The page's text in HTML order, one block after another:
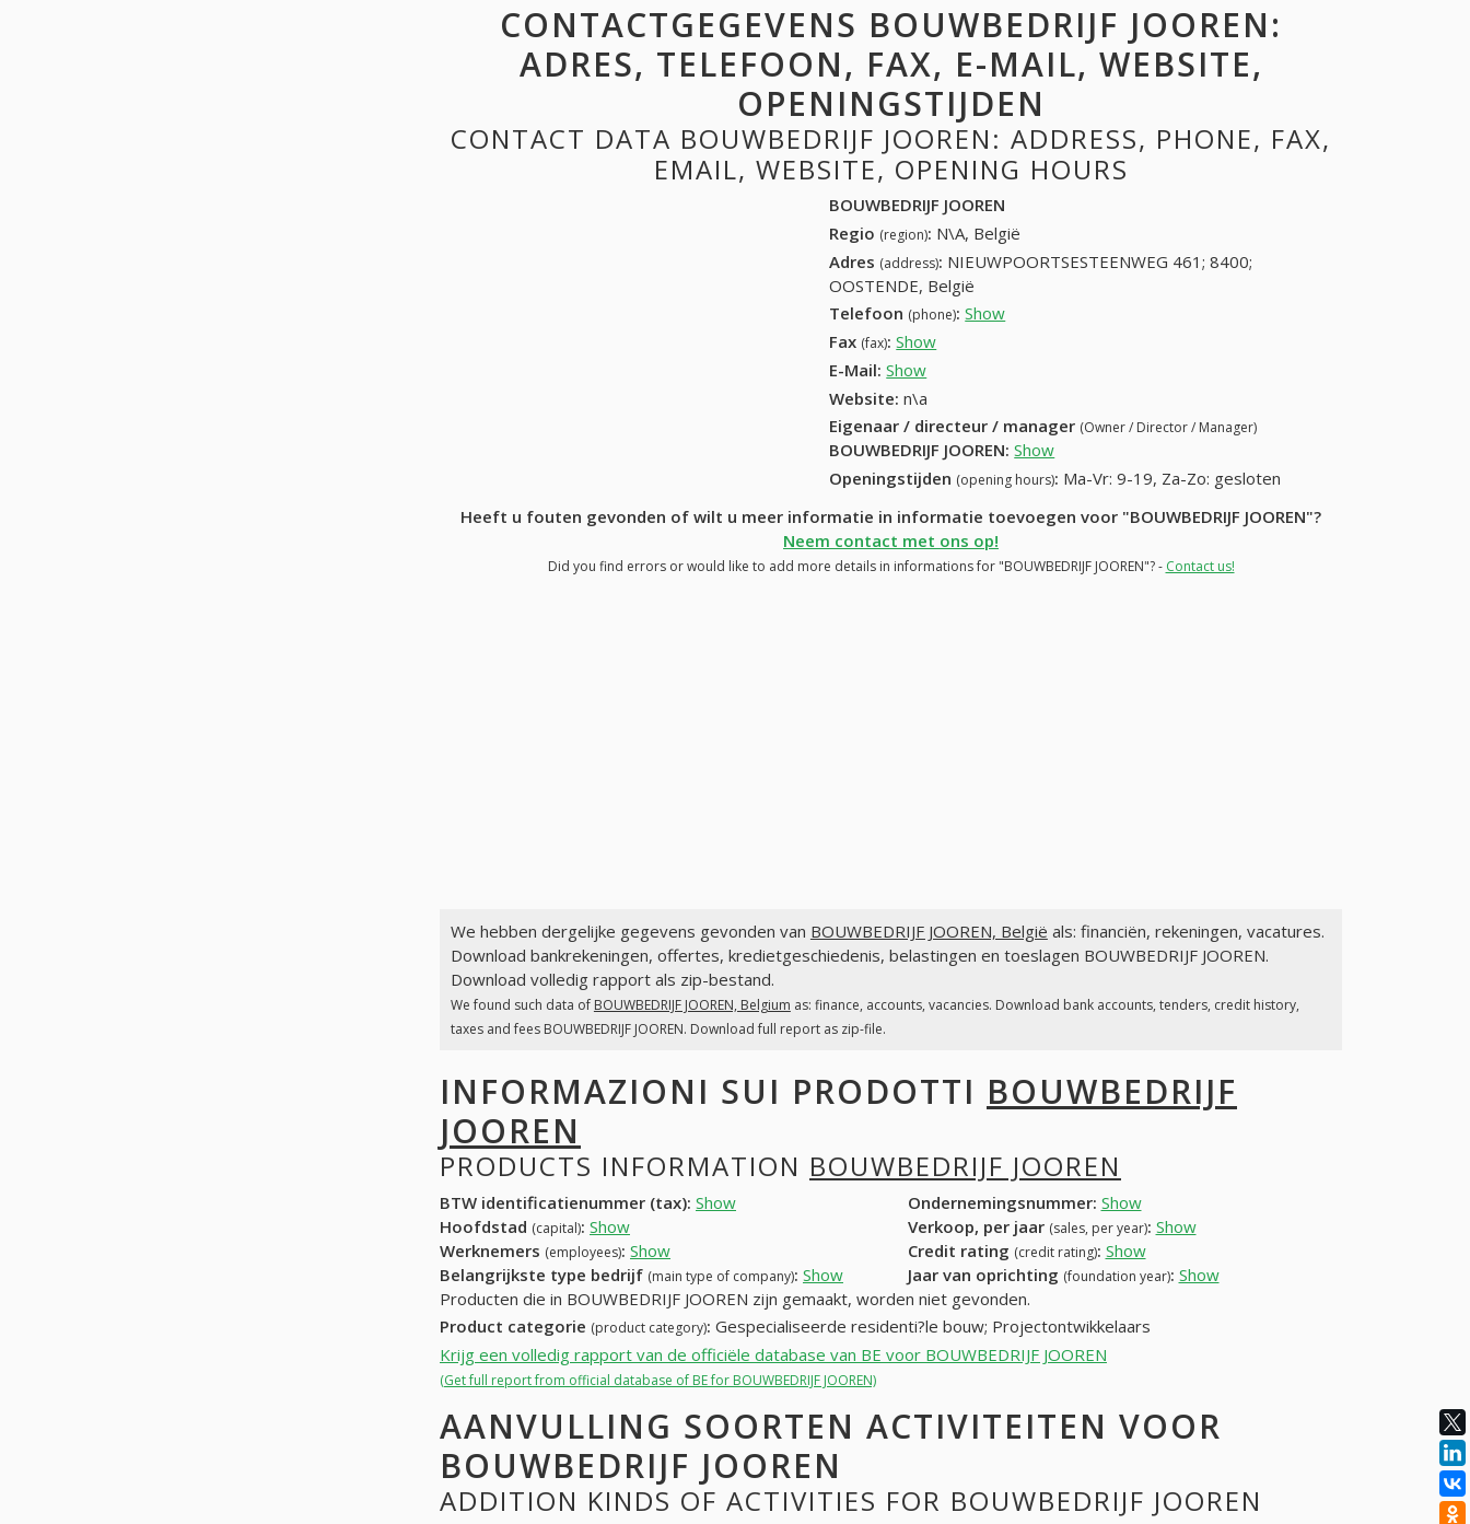
CONTACTGEGEVENS BOUWBEDRIJF JOOREN:
ADRES, TELEFOON, FAX, E-MAIL, WEBSITE,
OPENINGSTIJDEN
CONTACT DATA BOUWBEDRIJF JOOREN: ADDRESS, PHONE, FAX,
EMAIL, WEBSITE, OPENING HOURS
BOUWBEDRIJF JOOREN
Regio (region): N\A, België
Adres (address): NIEUWPOORTSESTEENWEG 461; 8400;
OOSTENDE, België
Telefoon (phone): Show
Fax (fax): Show
E-Mail: Show
Website: n\a
Eigenaar / directeur / manager (Owner / Director / Manager)
BOUWBEDRIJF JOOREN: Show
Openingstijden (opening hours): Ma-Vr: 9-19, Za-Zo: gesloten
Heeft u fouten gevonden of wilt u meer informatie in informatie toevoegen voor "BOUWBEDRIJF JOOREN"?
Neem contact met ons op!
Did you find errors or would like to add more details in informations for "BOUWBEDRIJF JOOREN"? - Contact us!
We hebben dergelijke gegevens gevonden van BOUWBEDRIJF JOOREN, België als: financiën, rekeningen, vacatures.
Download bankrekeningen, offertes, kredietgeschiedenis, belastingen en toeslagen BOUWBEDRIJF JOOREN.
Download volledig rapport als zip-bestand.
We found such data of BOUWBEDRIJF JOOREN, Belgium as: finance, accounts, vacancies. Download bank accounts, tenders, credit history,
taxes and fees BOUWBEDRIJF JOOREN. Download full report as zip-file.
INFORMAZIONI SUI PRODOTTI BOUWBEDRIJF
JOOREN
PRODUCTS INFORMATION BOUWBEDRIJF JOOREN
BTW identificatienummer (tax): Show Ondernemingsnummer: Show
Hoofdstad (capital): Show Verkoop, per jaar (sales, per year): Show
Werknemers (employees): Show Credit rating (credit rating): Show
Belangrijkste type bedrijf (main type of company): Show Jaar van oprichting (foundation year): Show
Producten die in BOUWBEDRIJF JOOREN zijn gemaakt, worden niet gevonden.
Product categorie (product category): Gespecialiseerde residenti?le bouw; Projectontwikkelaars
Krijg een volledig rapport van de officiële database van BE voor BOUWBEDRIJF JOOREN
(Get full report from official database of BE for BOUWBEDRIJF JOOREN)
AANVULLING SOORTEN ACTIVITEITEN VOOR
BOUWBEDRIJF JOOREN
ADDITION KINDS OF ACTIVITIES FOR BOUWBEDRIJF JOOREN